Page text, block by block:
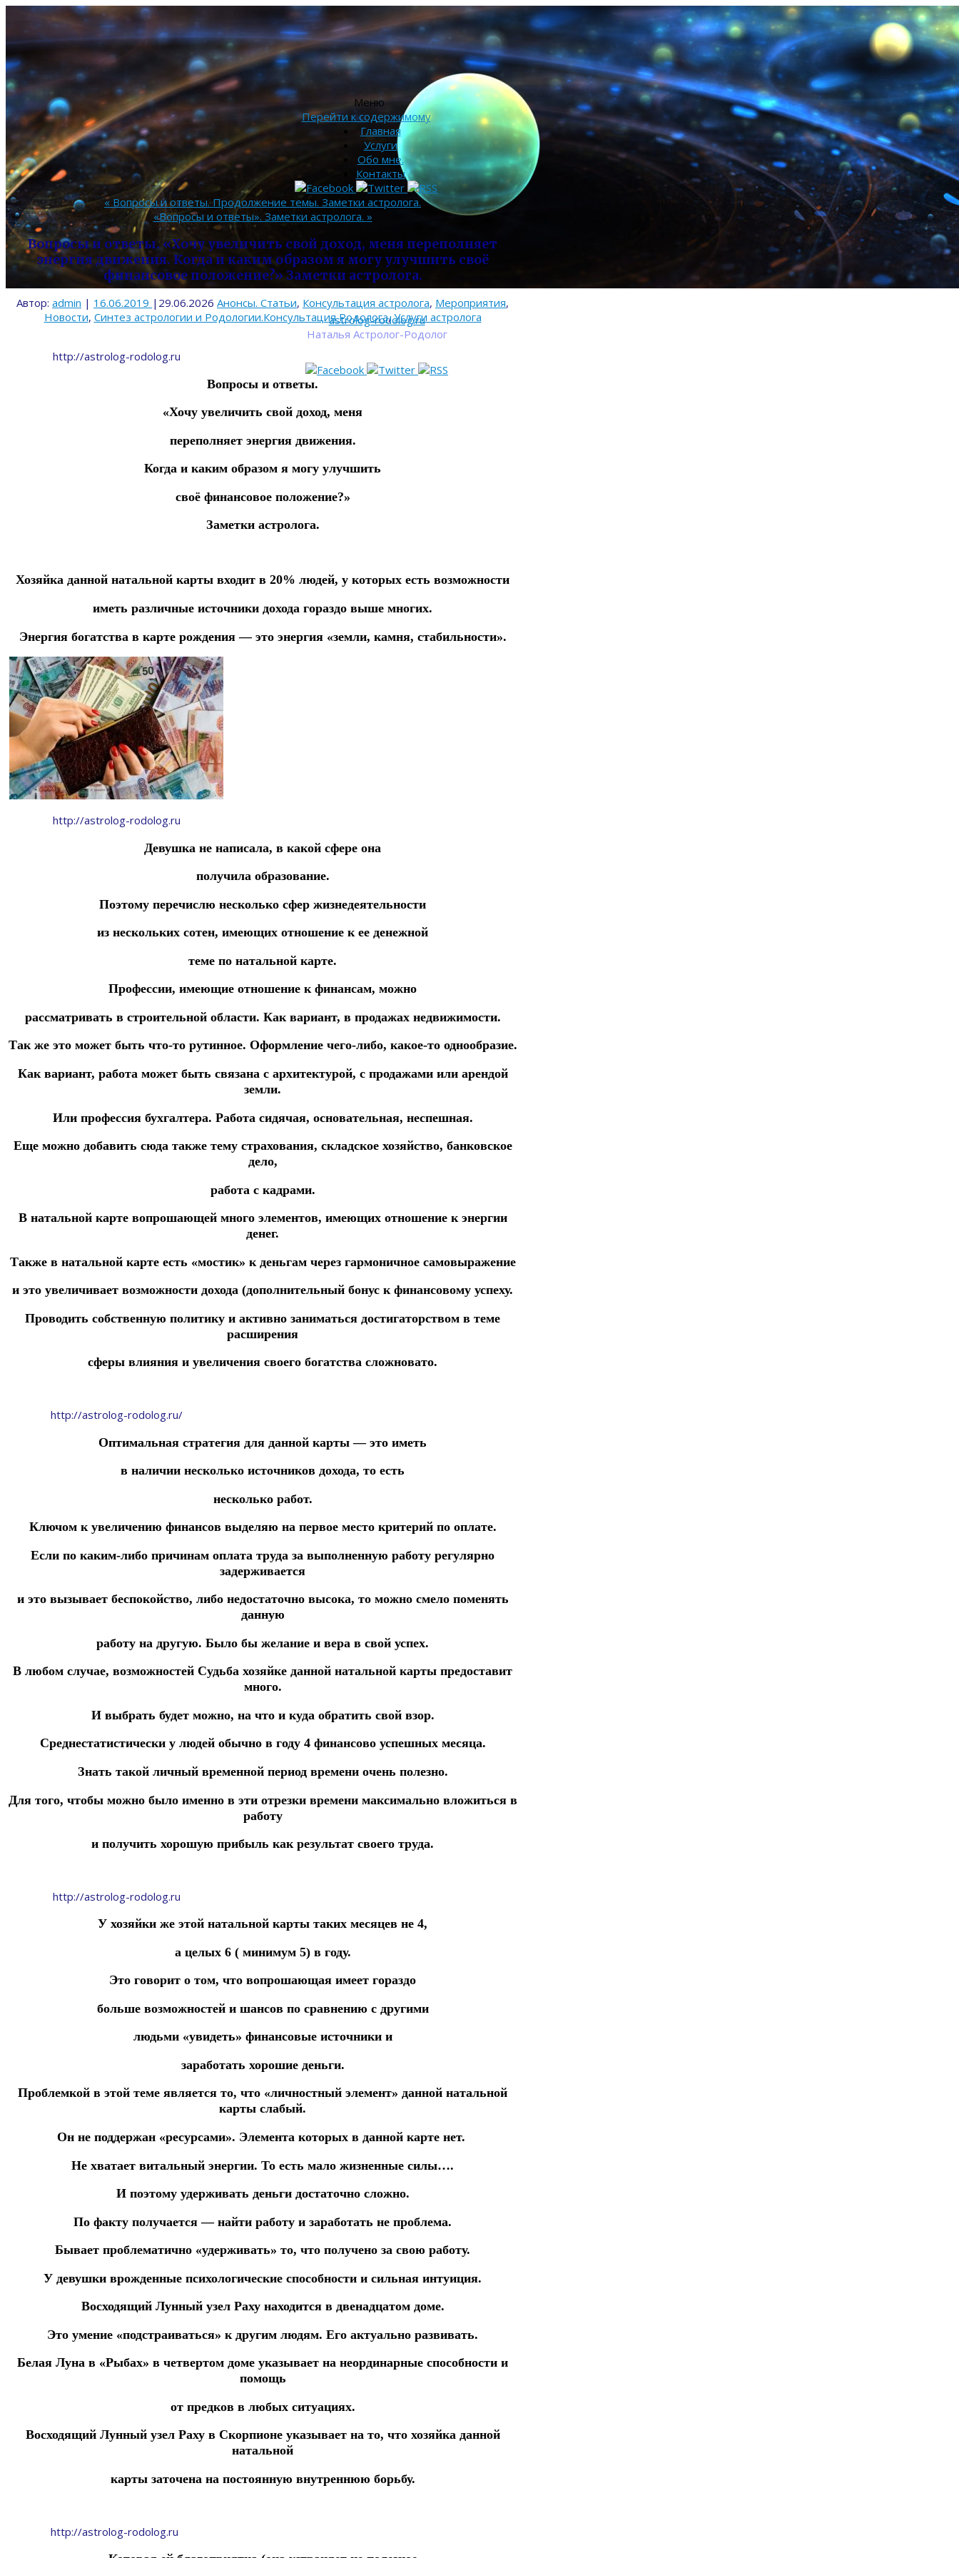
astrolog-rodolog.ru
Наталья Астролог-Родолог
Меню
Перейти к содержимому
Главная
Услуги
Обо мне.
Контакты
« Вопросы и ответы. Продолжение темы. Заметки астролога.
«Вопросы и ответы». Заметки астролога. »
Вопросы и ответы. «Хочу увеличить свой доход, меня переполняет
энергия движения. Когда и каким образом я могу улучшить своё
финансовое положение?» Заметки астролога.
Автор: admin | 16.06.2019 | 29.06.2026 Анонсы. Статьи, Консультация астролога, Мероприятия,
Новости, Синтез астрологии и Родологии.Консультация Родолога,Услуги астролога
http://astrolog-rodolog.ru
Вопросы и ответы.
«Хочу увеличить свой доход, меня
переполняет энергия движения.
Когда и каким образом я могу улучшить
своё финансовое положение?»
Заметки астролога.
Хозяйка данной натальной карты входит в 20% людей, у которых есть возможности
иметь различные источники дохода гораздо выше многих.
Энергия богатства в карте рождения — это энергия «земли, камня, стабильности».
http://astrolog-rodolog.ru
Девушка не написала, в какой сфере она
получила образование.
Поэтому перечислю несколько сфер жизнедеятельности
из нескольких сотен, имеющих отношение к ее денежной
теме по натальной карте.
Профессии, имеющие отношение к финансам, можно
рассматривать в строительной области. Как вариант, в продажах недвижимости.
Так же это может быть что-то рутинное. Оформление чего-либо, какое-то однообразие.
Как вариант, работа может быть связана с архитектурой, с продажами или арендой
земли.
Или профессия бухгалтера. Работа сидячая, основательная, неспешная.
Еще можно добавить сюда также тему страхования, складское хозяйство, банковское
дело,
работа с кадрами.
В натальной карте вопрошающей много элементов, имеющих отношение к энергии
денег.
Также в натальной карте есть «мостик» к деньгам через гармоничное самовыражение
и это увеличивает возможности дохода (дополнительный бонус к финансовому успеху.
Проводить собственную политику и активно заниматься достигаторством в теме
расширения
сферы влияния и увеличения своего богатства сложновато.
http://astrolog-rodolog.ru/
Оптимальная стратегия для данной карты — это иметь
в наличии несколько источников дохода, то есть
несколько работ.
Ключом к увеличению финансов выделяю на первое место критерий по оплате.
Если по каким-либо причинам оплата труда за выполненную работу регулярно
задерживается
и это вызывает беспокойство, либо недостаточно высока, то можно смело поменять
данную
работу на другую. Было бы желание и вера в свой успех.
В любом случае, возможностей Судьба хозяйке данной натальной карты предоставит
много.
И выбрать будет можно, на что и куда обратить свой взор.
Среднестатистически у людей обычно в году 4 финансово успешных месяца.
Знать такой личный временной период времени очень полезно.
Для того, чтобы можно было именно в эти отрезки времени максимально вложиться в
работу
и получить хорошую прибыль как результат своего труда.
http://astrolog-rodolog.ru
У хозяйки же этой натальной карты таких месяцев не 4,
а целых 6 ( минимум 5) в году.
Это говорит о том, что вопрошающая имеет гораздо
больше возможностей и шансов по сравнению с другими
людьми «увидеть» финансовые источники и
заработать хорошие деньги.
Проблемкой в этой теме является то, что «личностный элемент» данной натальной
карты слабый.
Он не поддержан «ресурсами». Элемента которых в данной карте нет.
Не хватает витальный энергии. То есть мало жизненные силы….
И поэтому удерживать деньги достаточно сложно.
По факту получается — найти работу и заработать не проблема.
Бывает проблематично «удерживать» то, что получено за свою работу.
У девушки врожденные психологические способности и сильная интуиция.
Восходящий Лунный узел Раху находится в двенадцатом доме.
Это умение «подстраиваться» к другим людям. Его актуально развивать.
Белая Луна в «Рыбах» в четвертом доме указывает на неординарные способности и
помощь
от предков в любых ситуациях.
Восходящий Лунный узел Раху в Скорпионе указывает на то, что хозяйка данной
натальной
карты заточена на постоянную внутреннюю борьбу.
http://astrolog-rodolog.ru